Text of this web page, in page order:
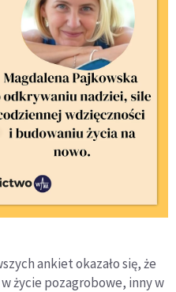
ankiet okazało się, że
życie pozagrobowe, inny w